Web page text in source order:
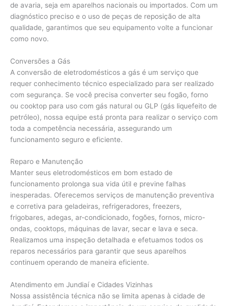
de avaria, seja em aparelhos nacionais ou importados. Com um
diagnóstico preciso e o uso de peças de reposição de alta
qualidade, garantimos que seu equipamento volte a funcionar
como novo.
Conversões a Gás
A conversão de eletrodomésticos a gás é um serviço que
requer conhecimento técnico especializado para ser realizado
com segurança. Se você precisa converter seu fogão, forno
ou cooktop para uso com gás natural ou GLP (gás liquefeito de
petróleo), nossa equipe está pronta para realizar o serviço com
toda a competência necessária, assegurando um
funcionamento seguro e eficiente.
Reparo e Manutenção
Manter seus eletrodomésticos em bom estado de
funcionamento prolonga sua vida útil e previne falhas
inesperadas. Oferecemos serviços de manutenção preventiva
e corretiva para geladeiras, refrigeradores, freezers,
frigobares, adegas, ar-condicionado, fogões, fornos, micro-
ondas, cooktops, máquinas de lavar, secar e lava e seca.
Realizamos uma inspeção detalhada e efetuamos todos os
reparos necessários para garantir que seus aparelhos
continuem operando de maneira eficiente.
Atendimento em Jundiaí e Cidades Vizinhas
Nossa assistência técnica não se limita apenas à cidade de